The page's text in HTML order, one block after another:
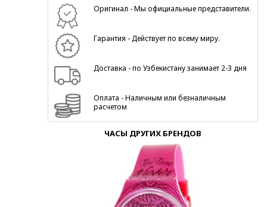
Оригинал - Мы официальные представители.
Гарантия - Действует по всему миру.
Доставка - по Узбекистану занимает 2-3 дня
Оплата - Наличным или безналичным
расчетом
ЧАСЫ ДРУГИХ БРЕНДОВ